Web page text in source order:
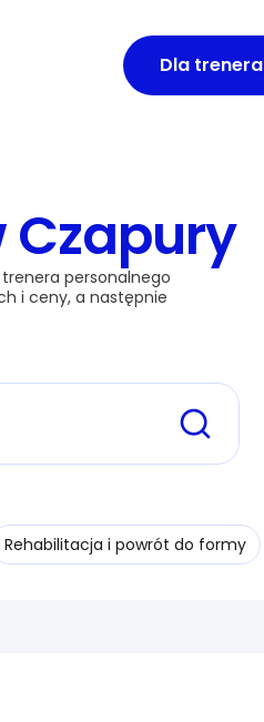
Dla trenera
Czapury
personalnego
i ceny, a następnie
Rehabilitacja i powrót do formy